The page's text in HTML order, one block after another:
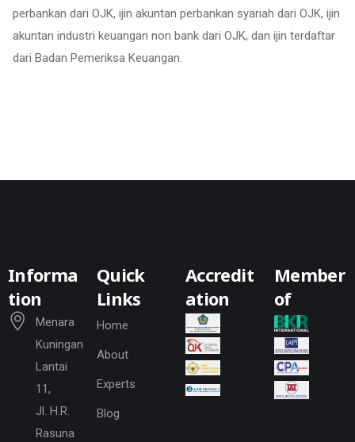
perbankan dari OJK,ijin akuntan perbankan syariah dari OJK,ijin
akuntan industri keuangan non bank dari OJK, dan ijin terdaftar
dari Badan Pemeriksa Keuangan.
Informa
tion
Menara
Kuningan
Lantai
11,
Jl. H.R.
Rasuna
Quick
Links
Home
About
Experts
Blog
Accredit
ation
Member
of